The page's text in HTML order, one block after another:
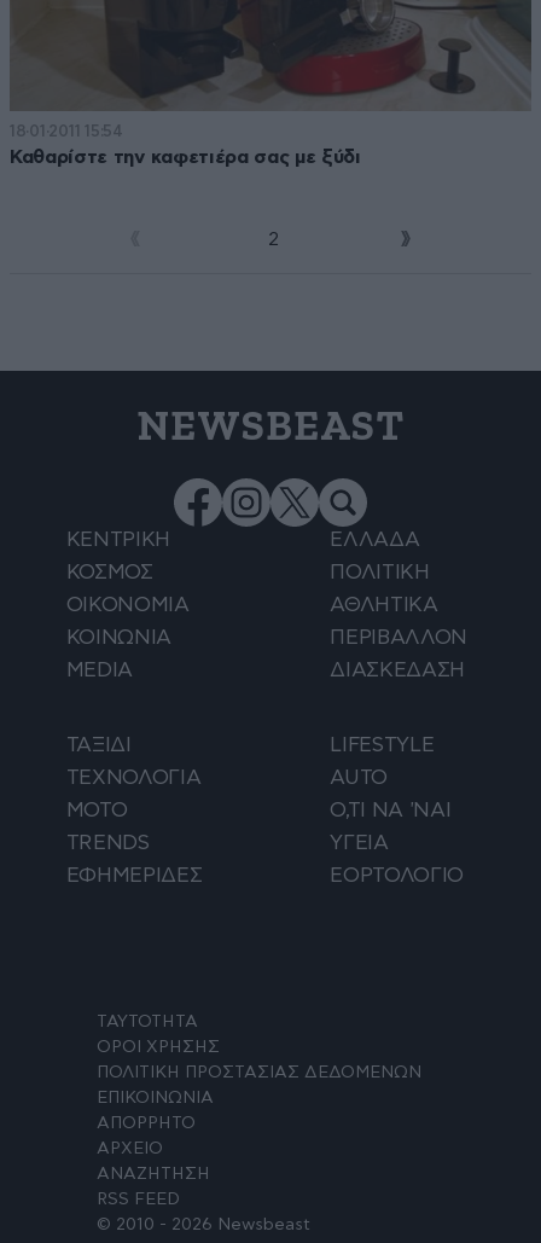
18·01·2011 15:54
Καθαρίστε την καφετιέρα σας με ξύδι
2
NEWSBEAST
ΚΕΝΤΡΙΚΗ
ΕΛΛΑΔΑ
ΚΟΣΜΟΣ
ΠΟΛΙΤΙΚΗ
ΟΙΚΟΝΟΜΙΑ
ΑΘΛΗΤΙΚΑ
ΚΟΙΝΩΝΙΑ
ΠΕΡΙΒΑΛΛΟΝ
MEDIA
ΔΙΑΣΚΕΔΑΣΗ
ΤΑΞΙΔΙ
LIFESTYLE
ΤΕΧΝΟΛΟΓΙΑ
AUTO
ΜΟΤΟ
Ο,ΤΙ ΝΑ 'ΝΑΙ
TRENDS
ΥΓΕΙΑ
ΕΦΗΜΕΡΙΔΕΣ
ΕΟΡΤΟΛΟΓΙΟ
ΤΑΥΤΟΤΗΤΑ
ΟΡΟΙ ΧΡΗΣΗΣ
ΠΟΛΙΤΙΚΗ ΠΡΟΣΤΑΣΙΑΣ ΔΕΔΟΜΕΝΩΝ
ΕΠΙΚΟΙΝΩΝΙΑ
ΑΠΟΡΡΗΤΟ
ΑΡΧΕΙΟ
ΑΝΑΖΗΤΗΣΗ
RSS FEED
© 2010 - 2026 Newsbeast